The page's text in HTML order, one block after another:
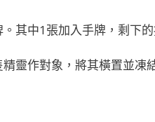
其中1張加入手牌，剩下
精靈作對象，將其橫置並凍